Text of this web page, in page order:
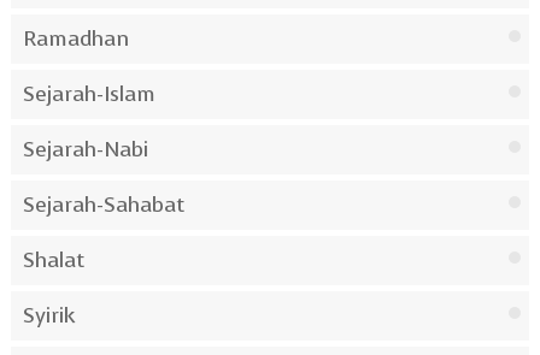
Ramadhan
Sejarah-Islam
Sejarah-Nabi
Sejarah-Sahabat
Shalat
Syirik